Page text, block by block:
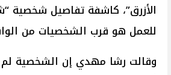
الأزرق”، كاشفة تفاصيل شخصية
للعمل هو قرب الشخصيات من
وقالت رشا مهدي إن الشخصية لم